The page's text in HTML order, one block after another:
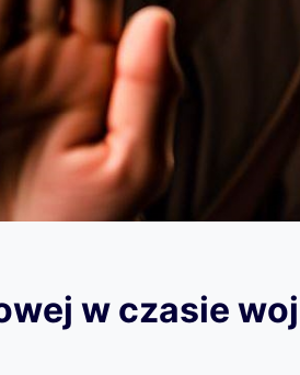
w czasie